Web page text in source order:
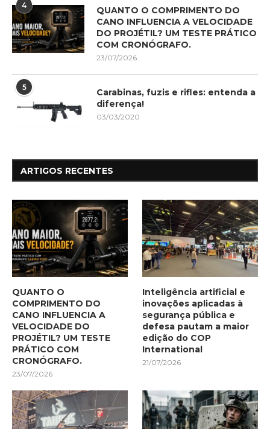
4
QUANTO O COMPRIMENTO DO
CANO INFLUENCIA A VELOCIDADE
DO PROJÉTIL? UM TESTE PRÁTICO
COM CRONÓGRAFO.
23/07/2026
5
Carabinas, fuzis e rifles: entenda a
diferença!
03/03/2020
ARTIGOS RECENTES
QUANTO O
COMPRIMENTO DO
CANO INFLUENCIA A
VELOCIDADE DO
PROJÉTIL? UM TESTE
PRÁTICO COM
CRONÓGRAFO.
23/07/2026
Inteligência artificial e
inovações aplicadas à
segurança pública e
defesa pautam a maior
edição do COP
International
21/07/2026